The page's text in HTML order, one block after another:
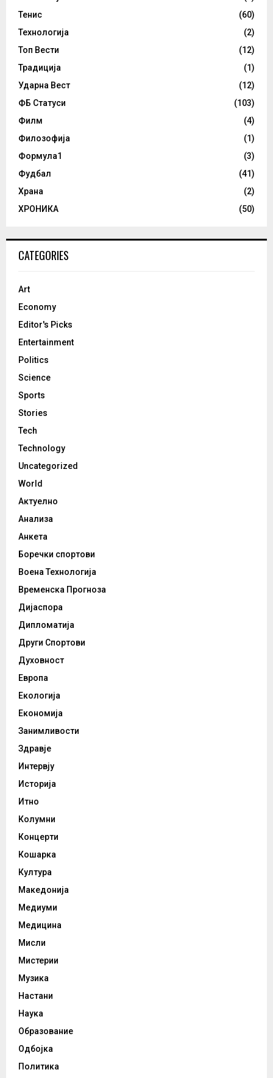
Тенис
(60)
Технологија
(2)
Топ Вести
(12)
Традиција
(1)
Ударна Вест
(12)
ФБ Статуси
(103)
Филм
(4)
Филозофија
(1)
Формула1
(3)
Фудбал
(41)
Храна
(2)
ХРОНИКА
(50)
CATEGORIES
Art
Economy
Editor's Picks
Entertainment
Politics
Science
Sports
Stories
Tech
Technology
Uncategorized
World
Актуелно
Анализа
Анкета
Боречки спортови
Воена Технологија
Временска Прогноза
Дијаспора
Дипломатија
Други Спортови
Духовност
Европа
Екологија
Економија
Занимливости
Здравје
Интервју
Историја
Итно
Колумни
Концерти
Кошарка
Култура
Македонија
Медиуми
Медицина
Мисли
Мистерии
Музика
Настани
Наука
Образование
Одбојка
Политика